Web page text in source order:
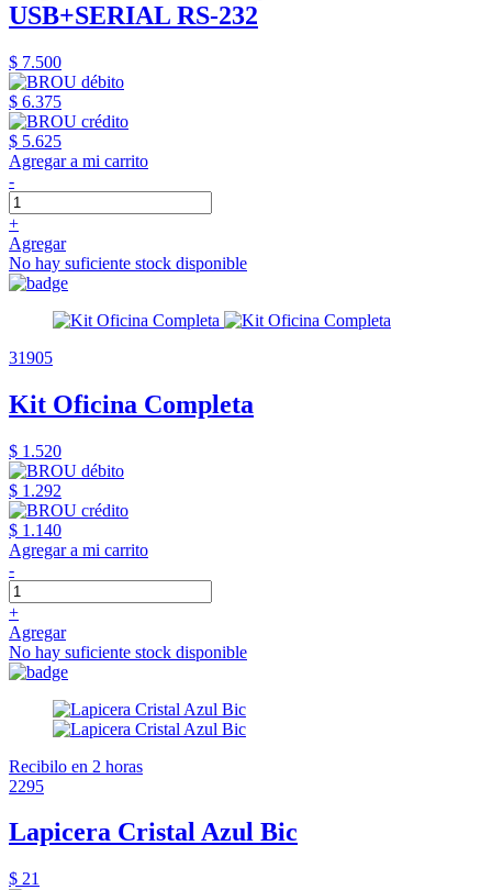
USB+SERIAL RS-232
$ 7.500
$ 6.375
$ 5.625
Agregar a mi carrito
-
+
Agregar
No hay suficiente stock disponible
31905
Kit Oficina Completa
$ 1.520
$ 1.292
$ 1.140
Agregar a mi carrito
-
+
Agregar
No hay suficiente stock disponible
Recibilo en 2 horas
2295
Lapicera Cristal Azul Bic
$ 21